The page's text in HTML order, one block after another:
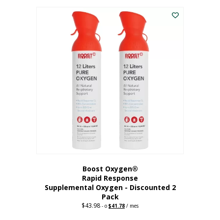
dólares. es:
182,30
dólares.
Boost Oxygen®
Rapid Response
Supplemental Oxygen - Discounted 2
Pack
$43.98 - o Original
$41.78 Current
/ mes